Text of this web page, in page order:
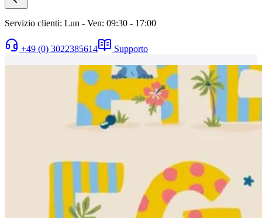
Servizio clienti: Lun - Ven: 09:30 - 17:00
+49 (0) 3022385614 Supporto